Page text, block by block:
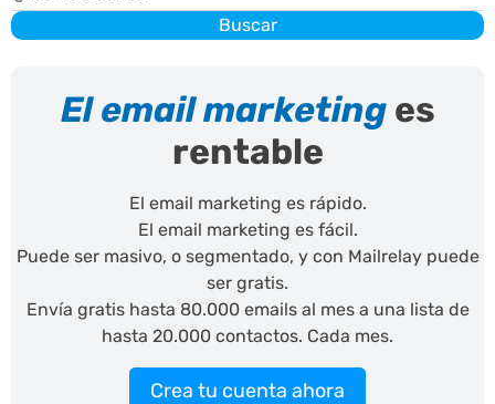
Buscar
El email marketing es
rentable
El email marketing es rápido.
El email marketing es fácil.
Puede ser masivo, o segmentado, y con Mailrelay puede
ser gratis.
Envía gratis hasta 80.000 emails al mes a una lista de
hasta 20.000 contactos. Cada mes.
Crea tu cuenta ahora